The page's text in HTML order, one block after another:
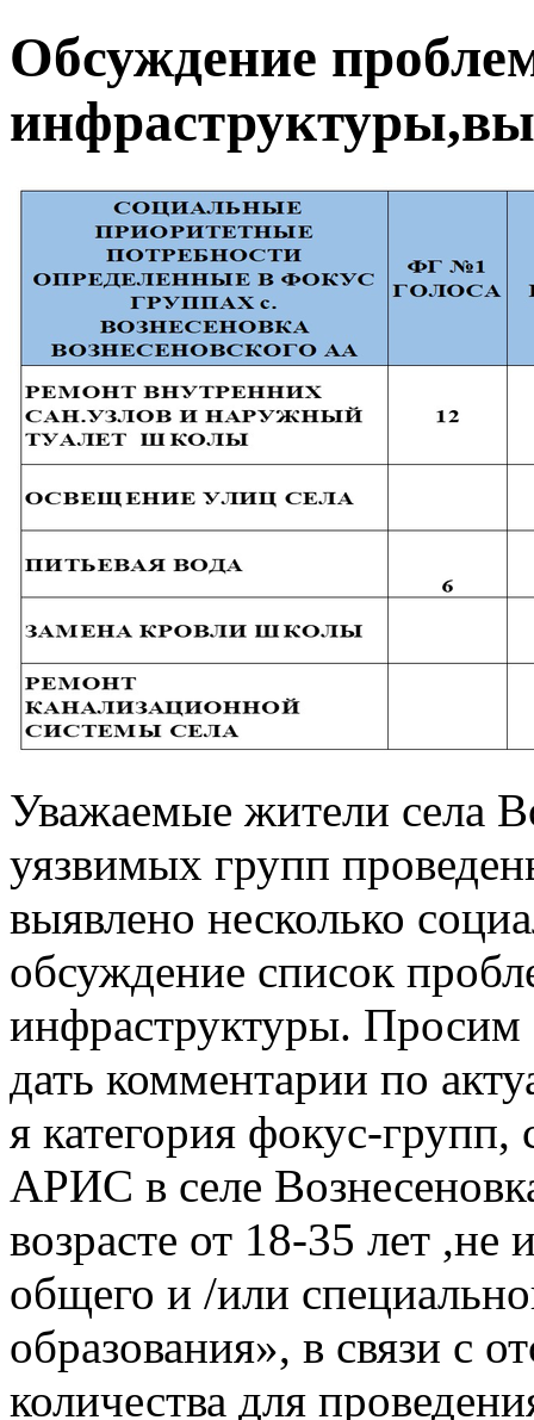
Обсуждение
Уважаемые жители села
уязвимых групп
выявлено несколько
обсуждение список
инфраструктуры. Просим
дать комментарии по
я категория фокус-групп,
АРИС в селе
возрасте от 18-35 лет
общего и /или
образования», в связи с
количества для